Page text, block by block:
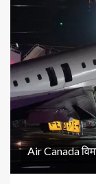
Air Canada